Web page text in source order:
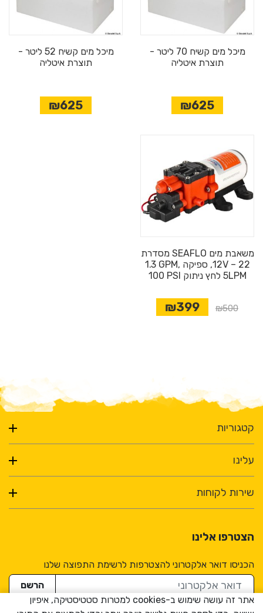
מיכל מים קשיח 70 ליטר -
תוצרת איטליה
₪625
מיכל מים קשיח 52 ליטר -
תוצרת איטליה
₪625
משאבת מים SEAFLO מסדרת
22 – ‎12V, ספיקה ‎1.3‎ GPM,
5LPM לחץ ניתוק ‎100‎ PSI
₪500
₪399
קטגוריות
עלינו
שירות לקוחות
הצטרפו אלינו
הכניסו דואר אלקטרוני להצטרפות לרשימת התפוצה שלנו
דואר אלקטרוני
הרשם
אתר זה עושה שימוש ב-cookies למטרות סטטיסטיקה, איפיון